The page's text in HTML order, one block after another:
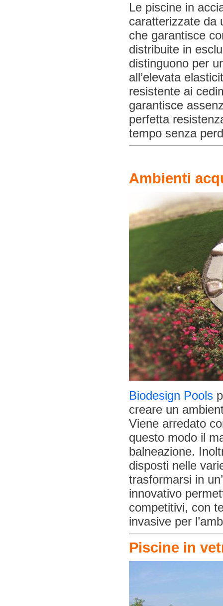
Le piscine in
caratterizzate da
che garantisce
distribuite in
distinguono per
all’elevata
resistente ai
garantisce
perfetta
tempo senza
Ambienti
Biodesign Pools
creare un
Viene arredato
questo modo il
balneazione.
disposti nelle
trasformarsi in
innovativo
competitivi, con
invasive per
Piscine in